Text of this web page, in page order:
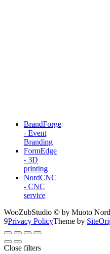
BrandForge
- Event
Branding
FormEdge
- 3D
printing
NordCNC
- CNC
service
WooZubStudio © by Muoto
9Privacy PolicyTheme by
Close filters